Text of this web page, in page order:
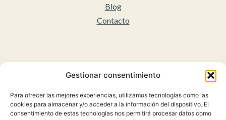
Gestionar consentimiento
Para ofrecer las mejores experiencias, utilizamos tecnologías como las
cookies para almacenar y/o acceder a la información del dispositivo. El
consentimiento de estas tecnologías nos permitirá procesar datos como
Blog
Contacto
Accesibilidad
Políticas de privacidad